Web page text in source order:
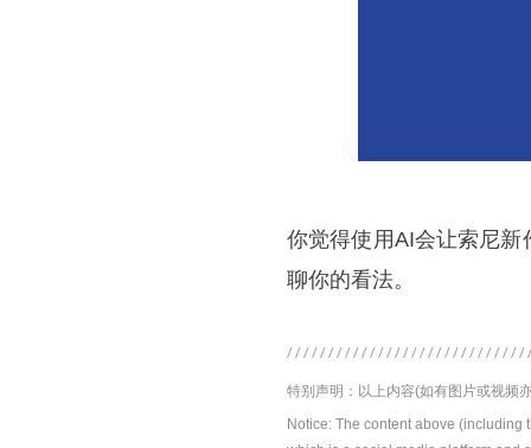
你觉得使用AI会让索尼
聊你的看法。
特别声明：以上内容(如有图片或视频
Notice: The content above